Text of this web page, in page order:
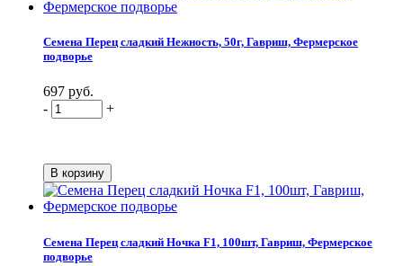
Семена Перец сладкий Нежность, 50г, Гавриш, Фермерское
подворье
697 руб.
-
+
Семена Перец сладкий Ночка F1, 100шт, Гавриш, Фермерское
подворье